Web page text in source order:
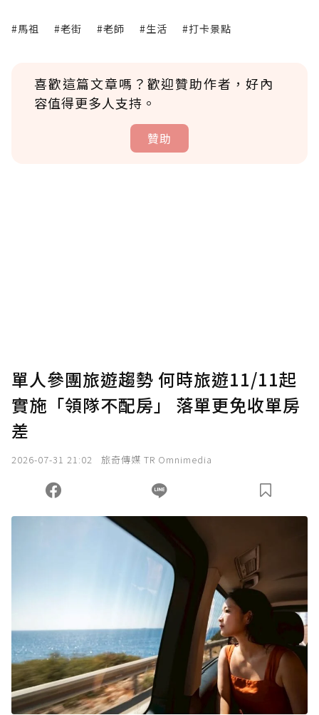
#馬祖 #老街 #老師 #生活 #打卡景點
喜歡這篇文章嗎？歡迎贊助作者，好內
容值得更多人支持。
贊助
確認送出
您當前剩餘 U 利點數：0點；前往 購買點數
單人參團旅遊趨勢 何時旅遊11/11起
實施「領隊不配房」 落單更免收單房
差
2026-07-31 21:02 旅奇傳媒 TR Omnimedia